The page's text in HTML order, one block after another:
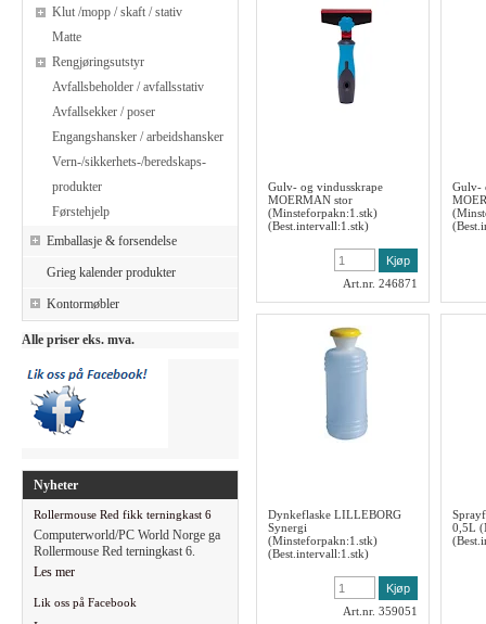
Klut /mopp / skaft / stativ
Matte
Rengjøringsutstyr
Avfallsbeholder / avfallsstativ
Avfallsekker / poser
Engangshansker / arbeidshansker
Vern-/sikkerhets-/beredskaps-
produkter
Førstehjelp
Emballasje & forsendelse
Grieg kalender produkter
Kontormøbler
Alle priser eks. mva.
Nyheter
Rollermouse Red fikk terningkast 6
Computerworld/PC World Norge ga
Rollermouse Red terningkast 6.
Les mer
Lik oss på Facebook
Gulv- og vindusskrape
MOERMAN stor
(Minsteforpakn:1.stk)
(Best.intervall:1.stk)
Art.nr. 246871
Gulv-
Dynkeflaske LILLEBORG
Synergi
(Minsteforpakn:1.stk)
(Best.intervall:1.stk)
Art.nr. 359051
0,5L